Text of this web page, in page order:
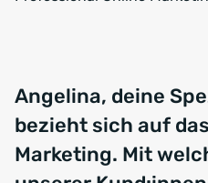
Angelina, deine
bezieht sich auf
Marketing. Mit